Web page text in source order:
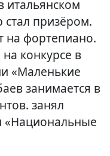
итальянском
стал призёром.
на фортепиано.
конкурсе в
«Маленькие
занимается в
занял
«Национальные